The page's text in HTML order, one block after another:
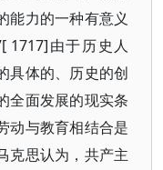
能力的一种有意义
1717]由于历史人
具体的、历史的创
全面发展的现实条
动与教育相结合是
克思认为，共产主